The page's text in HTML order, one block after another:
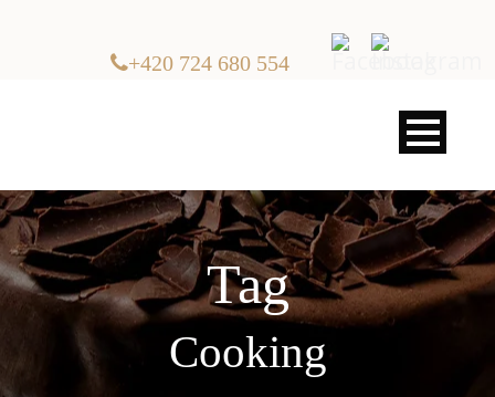
+420 724 680 554
Tag
Cooking